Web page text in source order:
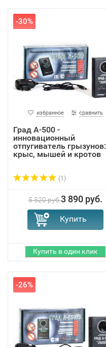
-30%
избранное сравнить
Град А-500 -
инновационный
отпугиватель грызунов:
крыс, мышей и кротов
(1)
5 520 руб.3 890 руб.
-26%